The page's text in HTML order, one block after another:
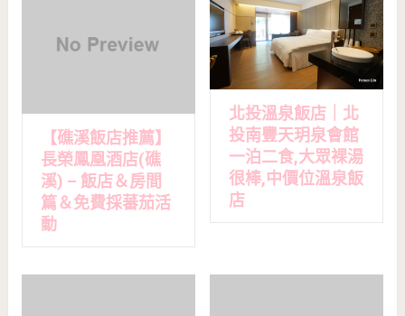
【礁溪飯店推薦】
長榮鳳凰酒店(礁
溪) – 飯店＆房間
篇＆免費採蕃茄活
動
北投溫泉飯店｜北
投南豐天玥泉會館
一泊二食,大眾裸湯
很棒,中價位溫泉飯
店